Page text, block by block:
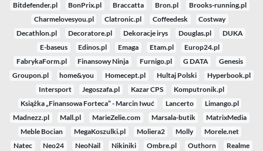
Bitdefender.pl
BonPrix.pl Braccatta Bron.pl
Brooks-running.pl
Charmelovesyou.pl
Clatronic.pl Coffeedesk
Costway
Decathlon.pl
Decoratore.pl Dekoracje irys Douglas.pl
DUKA
E-baseus
Edinos.pl Emaga Etam.pl
Europ24.pl
FabrykaForm.pl
Finansowy Ninja Furnigo.pl G DATA
Genesis
Groupon.pl
home&you Homecept.pl Hultaj Polski
Hyperbook.pl
Intersport
Jegoszafa.pl Kazar CPS
Komputronik.pl
Książka „Finansowa Forteca” - Marcin Iwuć
Lancerto
Limango.pl
Madnezz.pl
Mall.pl MarieZelie.com Marsala-butik
MatrixMedia
Meble Bocian
MegaKoszulki.pl Moliera2 Molly
Morele.net
Natec
Neo24 NeoNail Nikiniki Ombre.pl Outhorn
Realme